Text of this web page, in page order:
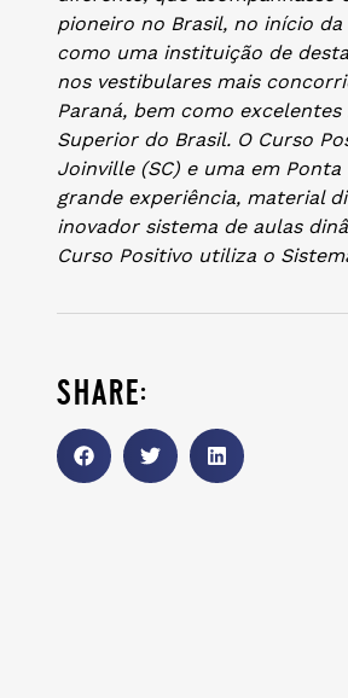
pioneiro no Brasil, no início
como uma instituição de
nos vestibulares mais
Paraná, bem como
Superior do Brasil. O Curso
Joinville (SC) e uma em
grande experiência, material
inovador sistema de aulas
Curso Positivo utiliza o
share: